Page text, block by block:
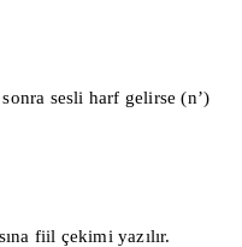
sesli harf gelirse (n’)
fiil çekimi yazılır.